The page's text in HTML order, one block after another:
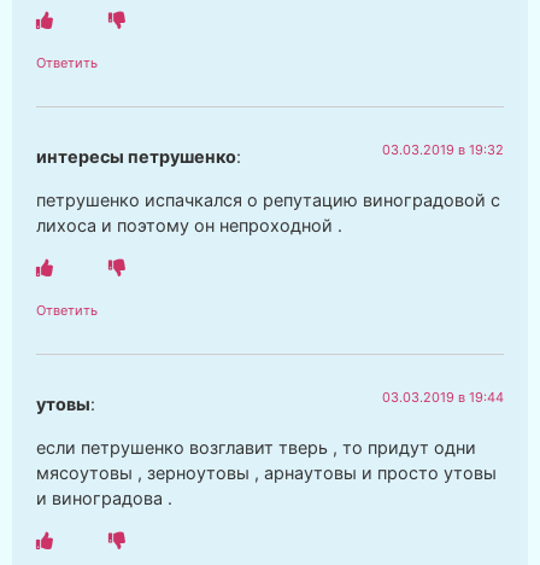
Ответить
интересы петрушенко: 03.03.2019 в 19:32
петрушенко испачкался о репутацию виноградовой с
лихоса и поэтому он непроходной .
Ответить
утовы: 03.03.2019 в 19:44
если петрушенко возглавит тверь , то придут одни
мясоутовы , зерноутовы , арнаутовы и просто утовы
и виноградова .